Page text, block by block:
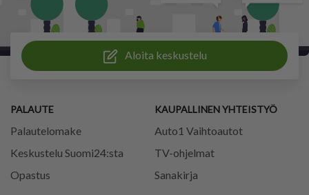
Aloita keskustelu
PALAUTE
Palautelomake
Keskustelu Suomi24:sta
Opastus
KAUPALLINEN YHTEISTYÖ
Auto1 Vaihtoautot
TV-ohjelmat
Sanakirja